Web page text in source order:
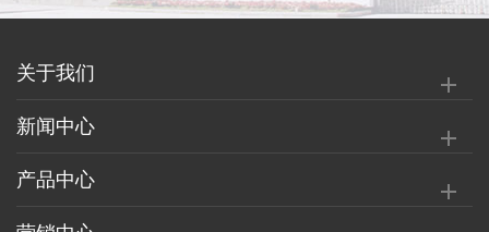
关于我们
新闻中心
产品中心